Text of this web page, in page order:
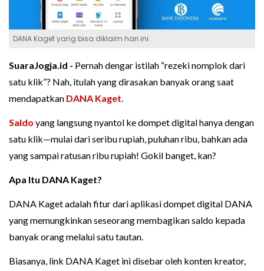
DANA Kaget yang bisa diklaim hari ini.
SuaraJogja.id - Pernah dengar istilah “rezeki nomplok dari
satu klik”? Nah, itulah yang dirasakan banyak orang saat
mendapatkan DANA Kaget.
Saldo yang langsung nyantol ke dompet digital hanya dengan
satu klik—mulai dari seribu rupiah, puluhan ribu, bahkan ada
yang sampai ratusan ribu rupiah! Gokil banget, kan?
Apa Itu DANA Kaget?
DANA Kaget adalah fitur dari aplikasi dompet digital DANA
yang memungkinkan seseorang membagikan saldo kepada
banyak orang melalui satu tautan.
Biasanya, link DANA Kaget ini disebar oleh konten kreator,